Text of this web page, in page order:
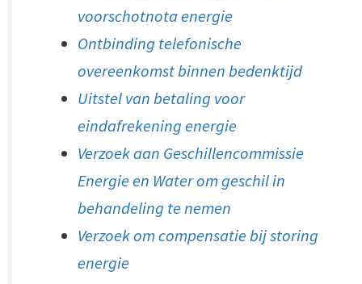
voorschotnota energie
Ontbinding telefonische
overeenkomst binnen bedenktijd
Uitstel van betaling voor
eindafrekening energie
Verzoek aan Geschillencommissie
Energie en Water om geschil in
behandeling te nemen
Verzoek om compensatie bij storing
energie